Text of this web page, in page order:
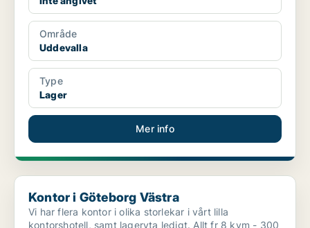
Område
Uddevalla
Type
Lager
Mer info
Kontor i Göteborg Västra
Kontor i Göteborg Västra
Vi har flera kontor i olika storlekar i vårt lilla
kontorshotell, samt lageryta ledigt. Allt fr 8 kvm - 300